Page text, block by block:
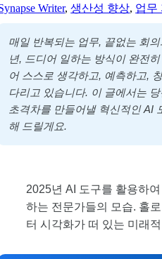
Writer,생산성 향상, 업무
매일 반복되는 업무, 끝없는 회
년, 드디어 일하는 방식이 완전
어 스스로 생각하고, 예측하고,
다리고 있습니다. 이 글에서는
초격차를 만들어낼 혁신적인 AI
해 드릴게요.
2025년 AI 도구를 활용하
하는 전문가들의 모습. 홀
터 시각화가 떠 있는 미래